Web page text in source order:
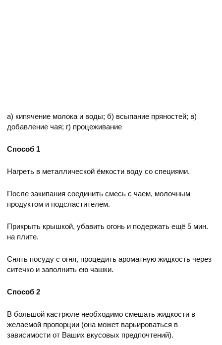
а) кипячение молока и воды; б) всыпание пряностей; в)
добавление чая; г) процеживание
Способ 1
Нагреть в металлической ёмкости воду со специями.
После закипания соединить смесь с чаем, молочным
продуктом и подсластителем.
Прикрыть крышкой, убавить огонь и подержать ещё 5 мин.
на плите.
Снять посуду с огня, процедить ароматную жидкость через
ситечко и заполнить ею чашки.
Способ 2
В большой кастрюле необходимо смешать жидкости в
желаемой пропорции (она может варьироваться в
зависимости от Ваших вкусовых предпочтений).